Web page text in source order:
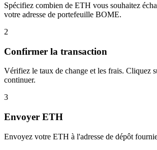
Spécifiez combien de ETH vous souhaitez
votre adresse de portefeuille BOME.
2
Confirmer la transaction
Vérifiez le taux de change et les frais. Cliquez
continuer.
3
Envoyer ETH
Envoyez votre ETH à l'adresse de dépôt